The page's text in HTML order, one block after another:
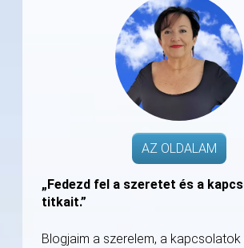
AZ OLDALAM
„Fedezd fel a szeretet és a
titkait.”
Blogjaim a szerelem, a kapcsolatok